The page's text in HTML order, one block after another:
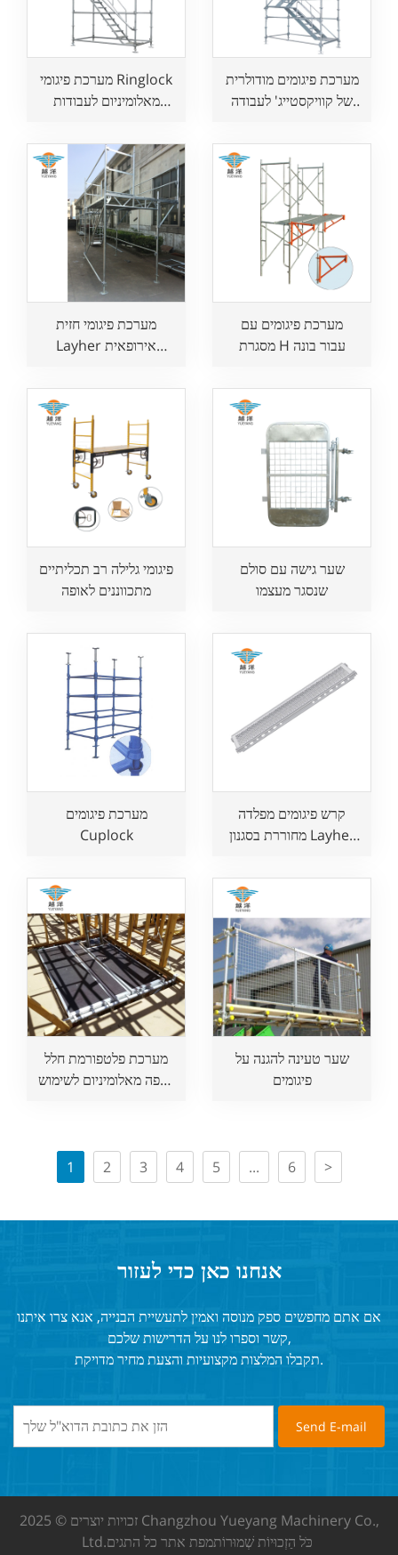
מערכת פיגומי Ringlock
מאלומיניום לעבודות
מערכת פיגומים מודולרית
של קוויקסטייג' לעבודה
מערכת פיגומי חזית
Layher אירופאית
מערכת פיגומים עם
מסגרת H עבור בונה
פיגומי גלילה רב תכליתיים
מתכווננים לאופה
שער גישה עם סולם
שנסגר מעצמו
מערכת פיגומים
Cuplock
קרש פיגומים מפלדה
מחוררת בסגנון Layher
מערכת פלטפורמת חלל
רצפה מאלומיניום לשימוש
שער טעינה להגנה על
פיגומים
1 2 3 4 5 ... 6 >
אנחנו כאן כדי לעזור
אם אתם מחפשים ספק מנוסה ואמין לתעשיית הבנייה, אנא צרו איתנו
קשר וספרו לנו על הדרישות שלכם,
תקבלו המלצות מקצועיות והצעת מחיר מדויקת.
זכויות יוצרים © 2025 Changzhou Yueyang Machinery Co.,
Ltd.
כֹּל הַזְכוּיוֹת שְׁמוּרוֹתמפת אתר כל התגים